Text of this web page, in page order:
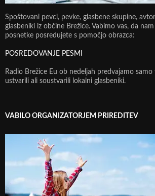
Spoštovani pevci, pevke, glasbene skupine,
glasbeniki iz občine Brežice. Vabimo vas, da
posnetke posredujete s pomočjo obrazca:
POSREDOVANJE PESMI
Radio Brežice Eu ob nedeljah predvajamo
ustvarili ali soustvarili lokalni glasbeniki.
VABILO ORGANIZATORJEM PRIREDITEV